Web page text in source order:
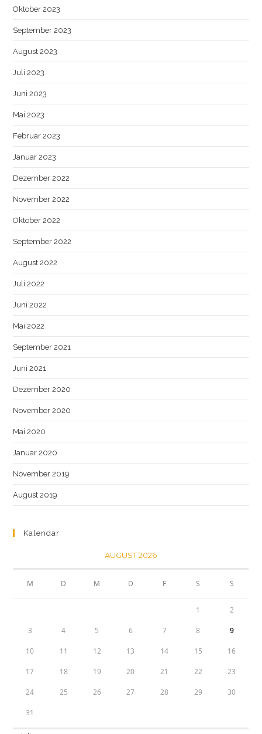
Oktober 2023
September 2023
August 2023
Juli 2023
Juni 2023
Mai 2023
Februar 2023
Januar 2023
Dezember 2022
November 2022
Oktober 2022
September 2022
August 2022
Juli 2022
Juni 2022
Mai 2022
September 2021
Juni 2021
Dezember 2020
November 2020
Mai 2020
Januar 2020
November 2019
August 2019
Kalendar
AUGUST 2026
M D M D F S S
1 2
3 4 5 6 7 8 9
10 11 12 13 14 15 16
17 18 19 20 21 22 23
24 25 26 27 28 29 30
31